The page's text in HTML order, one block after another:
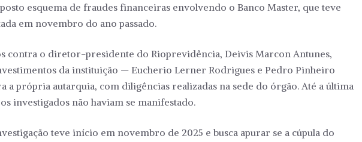
esquema de fraudes financeiras envolvendo o Banco Master, que teve
em novembro do ano passado.
contra o diretor-presidente do Rioprevidência, Deivis Marcon Antunes,
da instituição — Eucherio Lerner Rodrigues e Pedro Pinheiro
a própria autarquia, com diligências realizadas na sede do órgão. Até a última
investigados não haviam se manifestado.
teve início em novembro de 2025 e busca apurar se a cúpula do